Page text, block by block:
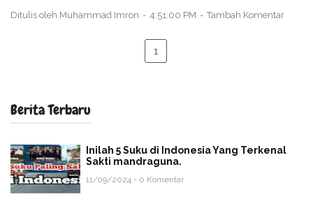
Ditulis oleh Muhammad Imron 4:51:00 PM Tambah Komentar
1
Berita Terbaru
Inilah 5 Suku di Indonesia Yang Terkenal
Sakti mandraguna.
11/09/2024 - 0 Komentar